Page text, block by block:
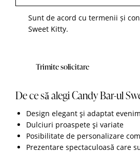
Sunt de acord cutermenii și
Sweet Kitty.
De ce să alegi Candy Bar-ul
Design elegant și adaptat
Dulciuri proaspete și variate
Posibilitate de personalizare
Prezentare spectaculoasă care